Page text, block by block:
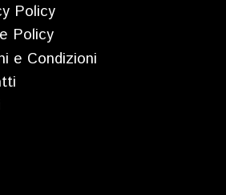
Policy
Policy
e Condizioni